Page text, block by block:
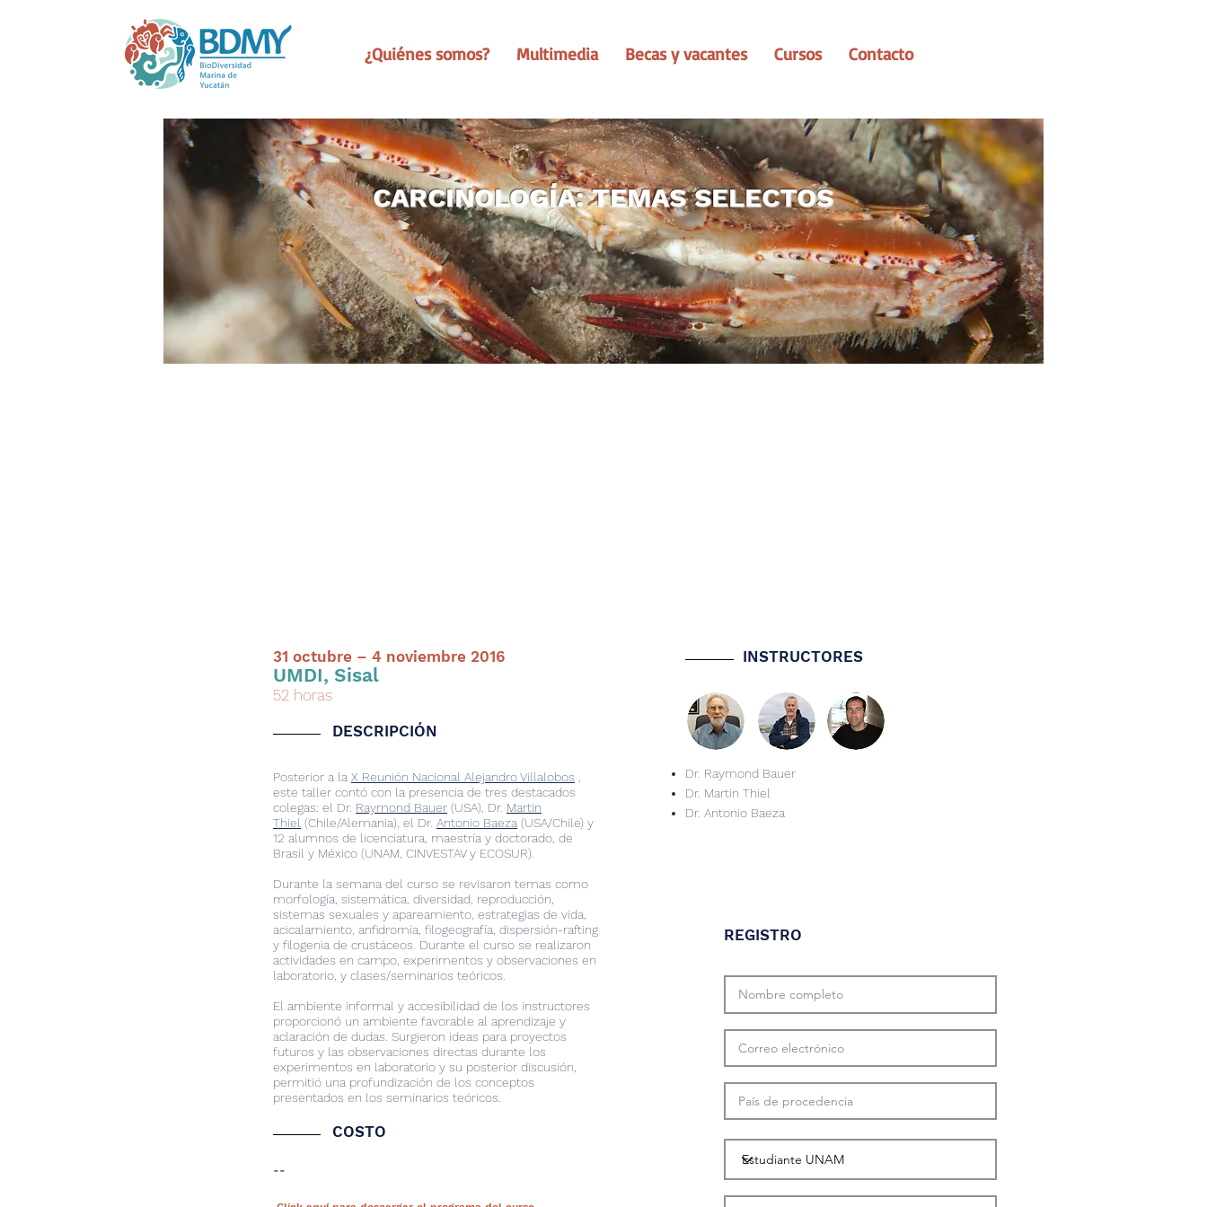
¿Quiénes somos? Multimedia Becas y vacantes Cursos Contacto
CARCINOLOGÍA: TEMAS SELECTOS
31 octubre – 4 noviembre 2016
UMDI, Sisal
52 horas
DESCRIPCIÓN
Posterior a la X Reunión Nacional Alejandro Villalobos
este taller contó con la presencia de tres destacados
colegas: el Dr. Raymond Bauer (USA), Dr. Martin
Thiel (Chile/Alemania), el Dr. Antonio Baeza (USA/Chile) y
12 alumnos de licenciatura, maestría y doctorado, de
Brasil y México (UNAM, CINVESTAV y ECOSUR).
Durante la semana del curso se revisaron temas como
morfología, sistemática, diversidad, reproducción,
sistemas sexuales y apareamiento, estrategias de vida,
acicalamiento, anfidromía, filogeografía, dispersión-rafting
y filogenia de crustáceos. Durante el curso se realizaron
actividades en campo, experimentos y observaciones en
laboratorio, y clases/seminarios teóricos.
El ambiente informal y accesibilidad de los instructores
proporcionó un ambiente favorable al aprendizaje y
aclaración de dudas. Surgieron ideas para proyectos
futuros y las observaciones directas durante los
experimentos en laboratorio y su posterior discusión,
permitió una profundización de los conceptos
presentados en los seminarios teóricos.
COSTO
--
INSTRUCTORES
Dr. Raymond Bauer
Dr. Martin Thiel
Dr. Antonio Baeza
REGISTRO